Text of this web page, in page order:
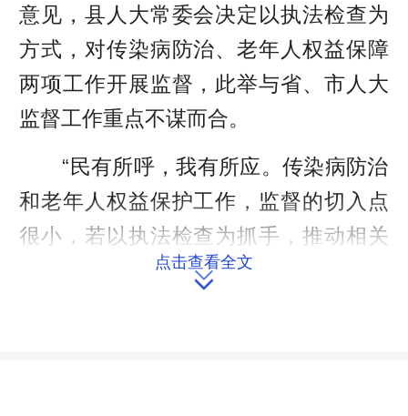
意见，县人大常委会决定以执法检查为
方式，对传染病防治、老年人权益保障
两项工作开展监督，此举与省、市人大
监督工作重点不谋而合。
“民有所呼，我有所应。传染病防治
和老年人权益保护工作，监督的切入点
很小，若以执法检查为抓手，推动相关
工作，惠及百姓，就是对群众呼声的最
点击查看全文
